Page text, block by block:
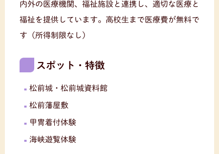
内外の医療機関、福祉施設と連携し、適切な医療と
福祉を提供しています。高校生まで医療費が無料で
す（所得制限なし）
スポット・特徴
松前城・松前城資料館
松前藩屋敷
甲冑着付体験
海峡遊覧体験